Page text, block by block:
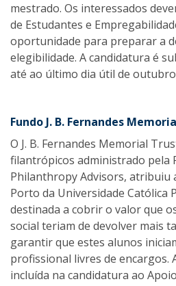
mestrado. Os interessados
de Estudantes e
oportunidade para preparar a
elegibilidade. A candidatura é
até ao último dia útil de
Fundo J. B. Fernandes
O J. B. Fernandes Memorial
filantrópicos administrado pela
Philanthropy Advisors, atribuiu
Porto da Universidade Católica
destinada a cobrir o valor que
social teriam de devolver mais
garantir que estes alunos
profissional livres de encargos.
incluída na candidatura ao